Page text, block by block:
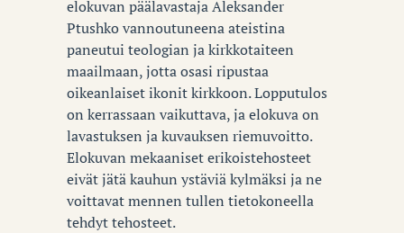
elokuvan päälavastaja Aleksander
Ptushko vannoutuneena ateistina
paneutui teologian ja kirkkotaiteen
maailmaan, jotta osasi ripustaa
oikeanlaiset ikonit kirkkoon. Lopputulos
on kerrassaan vaikuttava, ja elokuva on
lavastuksen ja kuvauksen riemuvoitto.
Elokuvan mekaaniset erikoistehosteet
eivät jätä kauhun ystäviä kylmäksi ja ne
voittavat mennen tullen tietokoneella
tehdyt tehosteet.